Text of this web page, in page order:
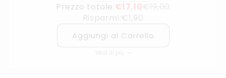
Prezzo totale:€17,10
Risparmi: €1,90
Aggiungi al Carrello